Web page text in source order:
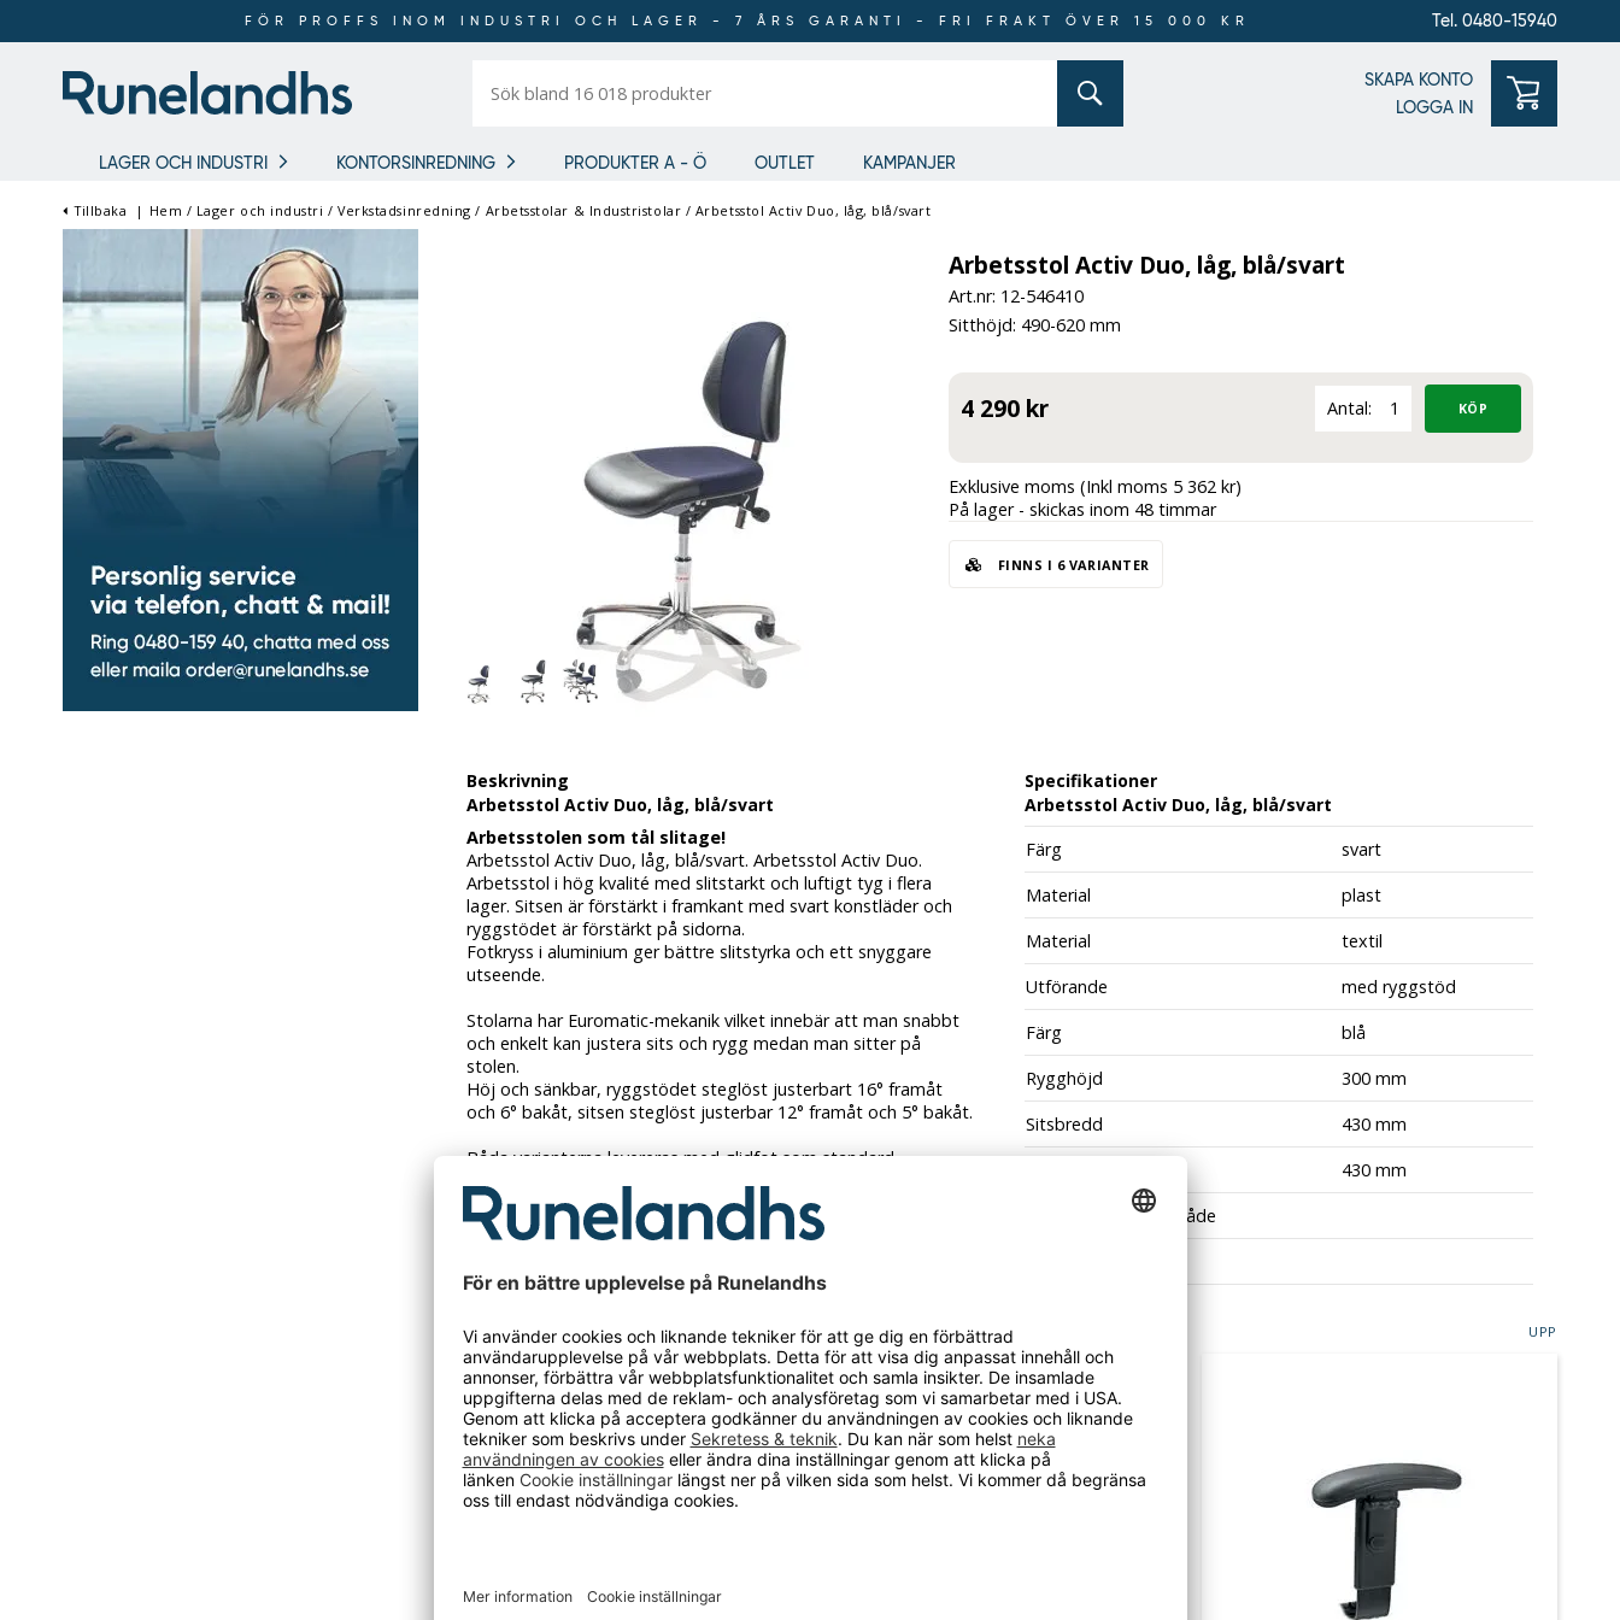
FÖR PROFFS INOM INDUSTRI OCH LAGER - 7 ÅRS GARANTI - FRI FRAKT ÖVER 15 000 KR Tel. 0480-15940
bland
SKAPA KONTO
LOGGA IN
LAGER OCH INDUSTRI KONTORSINREDNING PRODUKTER A - Ö OUTLET KAMPANJER
FÖR PROFFS INOM
INDUSTRI OCH LAGER
Tillbaka | Hem / Lager och industri /Verkstadsinredning / Arbetsstolar & Industristolar / Arbetsstol Activ Duo, låg, blå/svart
Arbetsstol Activ Duo, låg, blå/svart
Art.nr: 12-546410
Sitthöjd: 490-620 mm
4 290 kr Antal:
Exklusive moms (Inkl moms 5 362 kr)
På lager - skickas inom 48 timmar
FINNS I 6 VARIANTER
Beskrivning
Arbetsstol Activ Duo, låg, blå/svart
Arbetsstolen som tål slitage!
Arbetsstol Activ Duo, låg, blå/svart. Arbetsstol Activ Duo.
Arbetsstol i hög kvalité med slitstarkt och luftigt tyg i flera
lager. Sitsen är förstärkt i framkant med svart konstläder och
ryggstödet är förstärkt på sidorna.
Fotkryss i aluminium ger bättre slitstyrka och ett snyggare
utseende.
Stolarna har Euromatic-mekanik vilket innebär att man snabbt
och enkelt kan justera sits och rygg medan man sitter på
stolen.
Höj och sänkbar, ryggstödet steglöst justerbart 16° framåt
och 6° bakåt, sitsen steglöst justerbar 12° framåt och 5° bakåt.
Båda varianterna levereras med glidfot som standard.
Den här produkten har fått ett nytt art.nr.
Tidigare hade den art.nr. 154613
Specifikationer
Arbetsstol Activ Duo, låg, blå/svart
Färg
svart
Material
plast
Material
textil
Utförande
med ryggstöd
Färg
blå
Rygghöjd
300 mm
Sitsbredd
430 mm
430 mm
Höjdinställningsområde
DU KANSKE OCKSÅ BEHÖVER? UPP